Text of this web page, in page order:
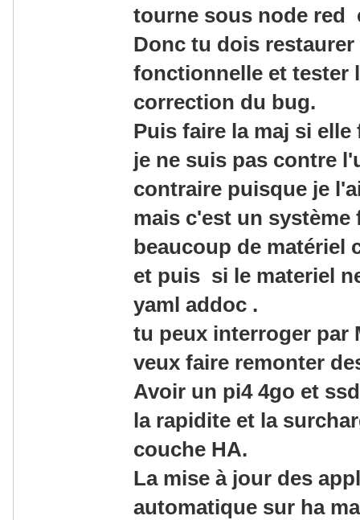
tourne sous node red
Donc tu dois restaurer
fonctionnelle et tester
correction du bug.
Puis faire la maj si
je ne suis pas contre
contraire puisque je
mais c'est un système
beaucoup de matériel
et puis si le materiel
yaml addoc .
tu peux interroger par
veux faire remonter
Avoir un pi4 4go et
la rapidite et la
couche HA.
La mise à jour des
automatique sur ha